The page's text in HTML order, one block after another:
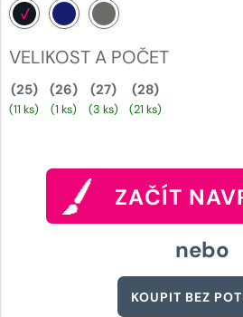
VELIKOST A POČET
(25)
(11 ks)
(26)
(1 ks)
(27)
(3 ks)
(28)
(21 ks)
ZAČÍT
nebo
KOUPIT BEZ